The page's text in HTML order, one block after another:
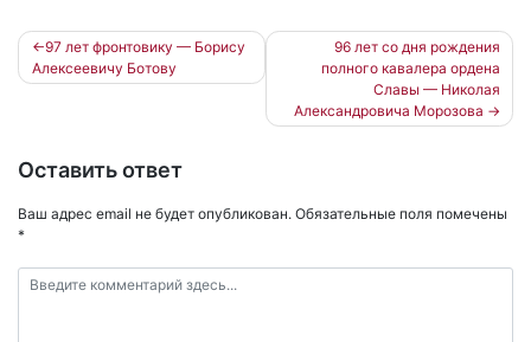
Навигация
по
97 лет фронтовику — Борису
Алексеевичу Ботову
96 лет со дня рождения
полного кавалера ордена
Славы — Николая
Александровича Морозова
Оставить ответ
Ваш адрес email не будет опубликован. Обязательные поля помечены
*